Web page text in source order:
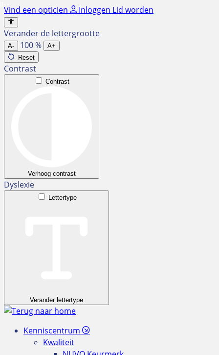
Ga
naar
de
inhoud
Vind een opticien Inloggen Lid worden
Verander de lettergrootte
A- 100%
A+
Reset
Contrast
Contrast
Verhoog contrast
Dyslexie
Lettertype
Verander lettertype
Kenniscentrum
Kwaliteit